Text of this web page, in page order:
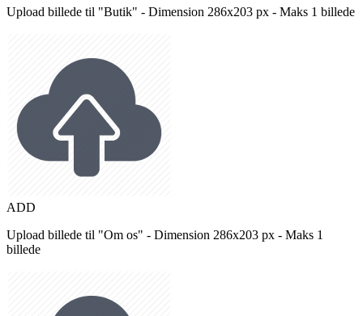
Upload billede til "Butik" - Dimension 286x203 px - Maks 1 billede
ADD
Upload billede til "Om os" - Dimension 286x203 px - Maks 1
billede